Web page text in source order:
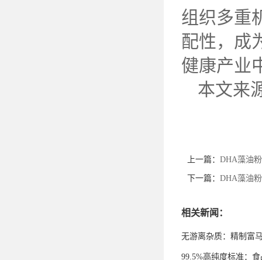
组织多重
配性，成
健康产业
本文来
上一篇： DHA藻油
下一篇： DHA藻油
相关新闻：
无游离杂质：精制富
99.5%高纯度标准：